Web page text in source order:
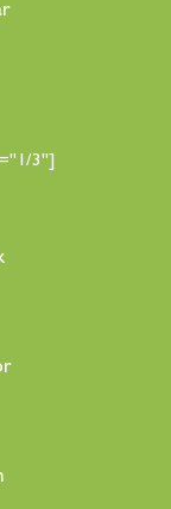
3"]